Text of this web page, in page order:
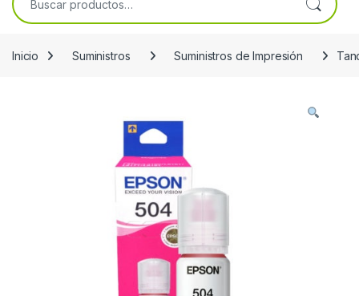
Inicio Suministros Suministros de Impresión